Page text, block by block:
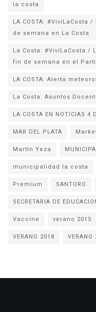
la costa
LA COSTA:
de semana en La Costa
La Costa: #VivíLaCosta /
fin de semana en el
LA COSTA: Alerta
La Costa: Asuntos
LA COSTA EN NOTICIAS 4
MAR DEL PLATA
Martín Yeza
municipalidad la costa
Premium
SANTORO
SECRETARIA DE
Vaccine
verano 2015
VERANO 2018
VERANO